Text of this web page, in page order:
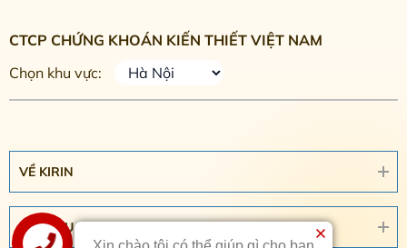
CTCP CHỨNG KHOÁN KIẾN THIẾT VIỆT NAM
Chọn khu vực:
VỀ KIRIN
DỊCH VỤ